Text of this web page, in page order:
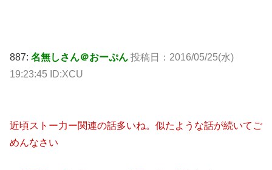
887: 名無しさん＠おーぷん 投稿日：2016/05/25(水)
19:23:45 ID:XCU
近頃ストー力ー関連の話多いね。似たような話が続いてご
めんなさい